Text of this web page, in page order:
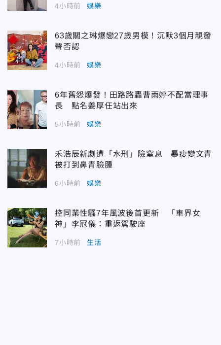
4小時前 娛樂
63歲關之琳爆戀27歲男模！沉默3個月親發
聲否認
4小時前 娛樂
6年舊怨爆發！田路路轟曹雨婷不配當理事
長 點名姜厚任站出來
5小時前 娛樂
禾浩辰新劇遭「水刑」險窒息 暴瘦變文青
被打到鼻青臉腫
6小時前 娛樂
控同業性騷7年風波後首更新 「車界女
神」李冠儀：重返駕駛座
7小時前 生活